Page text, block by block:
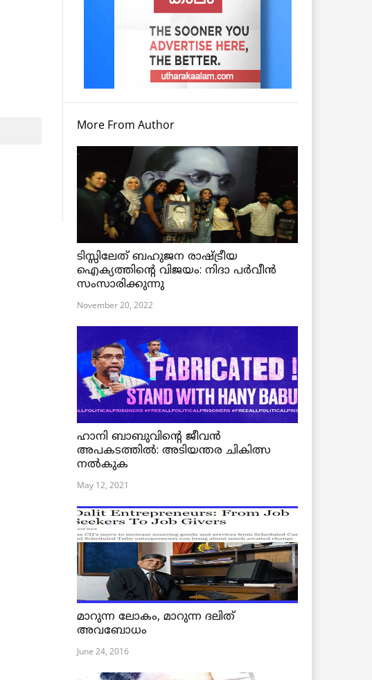
More From Author
ടിസ്സിലേത് ബഹുജന രാഷ്ട്രീയ
ഐക്യത്തിന്റെ വിജയം: നിദാ പർവീൻ
സംസാരിക്കുന്നു
November 20, 2022
ഹാനി ബാബുവിന്റെ ജീവൻ
അപകടത്തിൽ: അടിയന്തര ചികിത്സ
നൽകുക
May 12, 2021
മാറുന്ന ലോകം, മാറുന്ന ദലിത്
അവബോധം
June 24, 2016